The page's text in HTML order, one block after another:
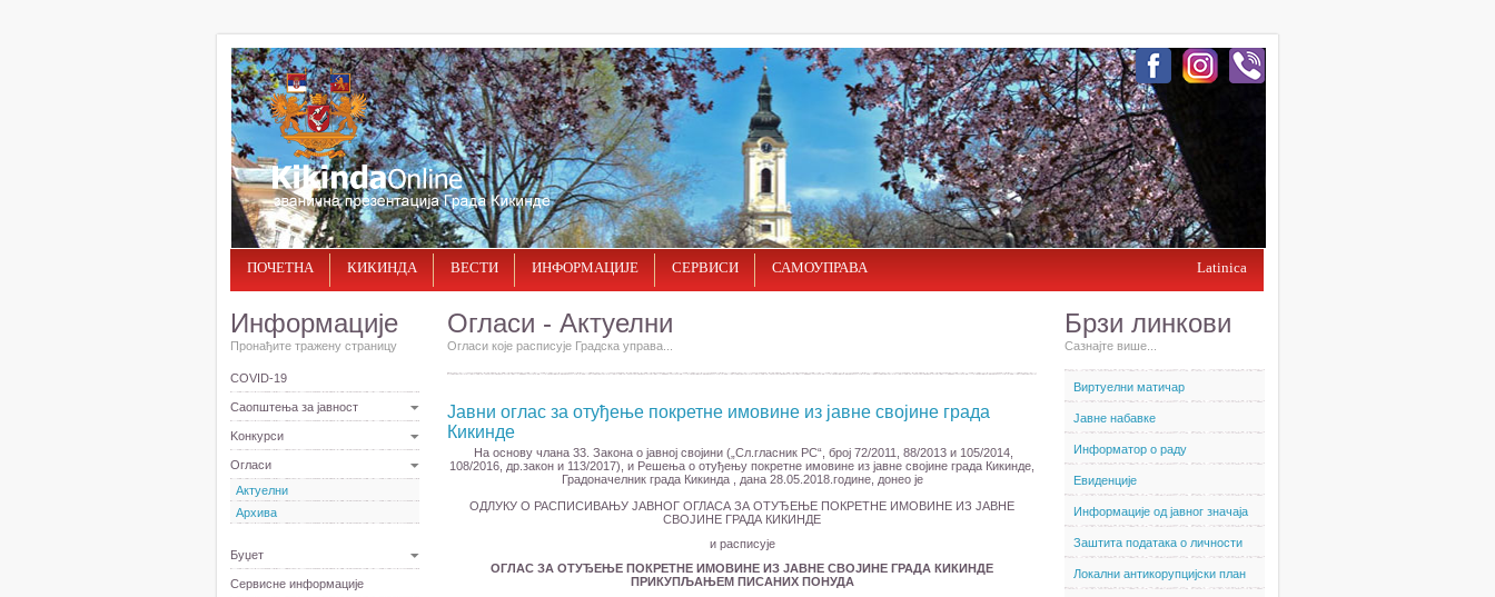
ПОЧЕТНА КИКИНДА ВЕСТИ ИНФОРМАЦИЈЕ СЕРВИСИ САМОУПРАВА Latinica
Информације
Пронађите тражену страницу
COVID-19
Саопштења за јавност
Kонкурси
Огласи
Актуелни
Архива
Буџет
Сервисне информације
Огласи - Актуелни
Огласи које расписује Градска управа...
Јавни оглас за отуђење покретне имовине из јавне својине града
Кикинде
На основу члана 33. Закона о јавној својини („Сл.гласник РС“, број 72/2011, 88/2013 и 105/2014,
108/2016, др.закон и 113/2017), и Решења о отуђењу покретне имовине из јавне својине града Кикинде,
Градоначелник града Кикинда , дана 28.05.2018.године, донео је
ОДЛУКУ О РАСПИСИВАЊУ ЈАВНОГ ОГЛАСА ЗА ОТУЂЕЊЕ ПОКРЕТНЕ ИМОВИНЕ ИЗ ЈАВНЕ
СВОЈИНЕ ГРАДА КИКИНДЕ
и расписује
ОГЛАС ЗА ОТУЂЕЊЕ ПОКРЕТНЕ ИМОВИНЕ ИЗ ЈАВНЕ СВОЈИНЕ ГРАДА КИКИНДЕ
ПРИКУПЉАЊЕМ ПИСАНИХ ПОНУДА
Брзи линкови
Сазнајте више...
Виртуелни матичар
Јавне набавке
Информатор о раду
Евиденције
Информације од јавног значаја
Заштита података о личности
Локални антикорупцијски план